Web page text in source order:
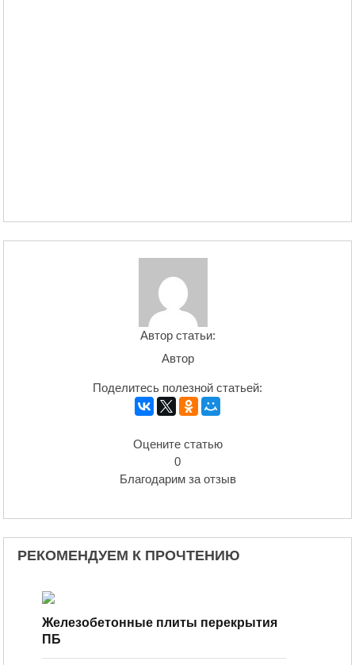
Автор статьи:
Автор
Поделитесь полезной статьей:
Оцените статью
0
Благодарим за отзыв
РЕКОМЕНДУЕМ К ПРОЧТЕНИЮ
Железобетонные плиты перекрытия
ПБ